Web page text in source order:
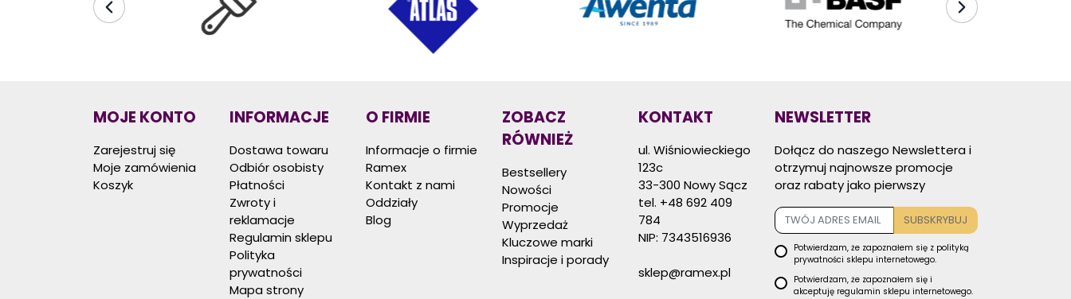
MOJE KONTO
Zarejestruj się
Moje zamówienia
Koszyk
INFORMACJE
Dostawa towaru
Odbiór osobisty
Płatności
Zwroty i
reklamacje
Regulamin sklepu
Polityka
prywatności
Mapa strony
O FIRMIE
Informacje o firmie
Ramex
Kontakt z nami
Oddziały
Blog
ZOBACZ
RÓWNIEŻ
Bestsellery
Nowości
Promocje
Wyprzedaż
Kluczowe marki
Inspiracje i porady
KONTAKT
ul. Wiśniowieckiego
123c
33-300 Nowy Sącz
tel. +48 692 409
784
NIP: 7343516936
sklep@ramex.pl
NEWSLETTER
Dołącz do naszego Newslettera i
otrzymuj najnowsze promocje
oraz rabaty jako pierwszy
SUBSKRYBUJ
Potwierdzam, że zapoznałem się z polityką
prywatności sklepu internetowego.
Potwierdzam, że zapoznałem się i
akceptuję regulamin sklepu internetowego.